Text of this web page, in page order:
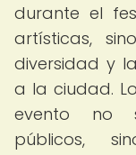
durante el
artísticas,
diversidad y
a la ciudad.
evento no
públicos,